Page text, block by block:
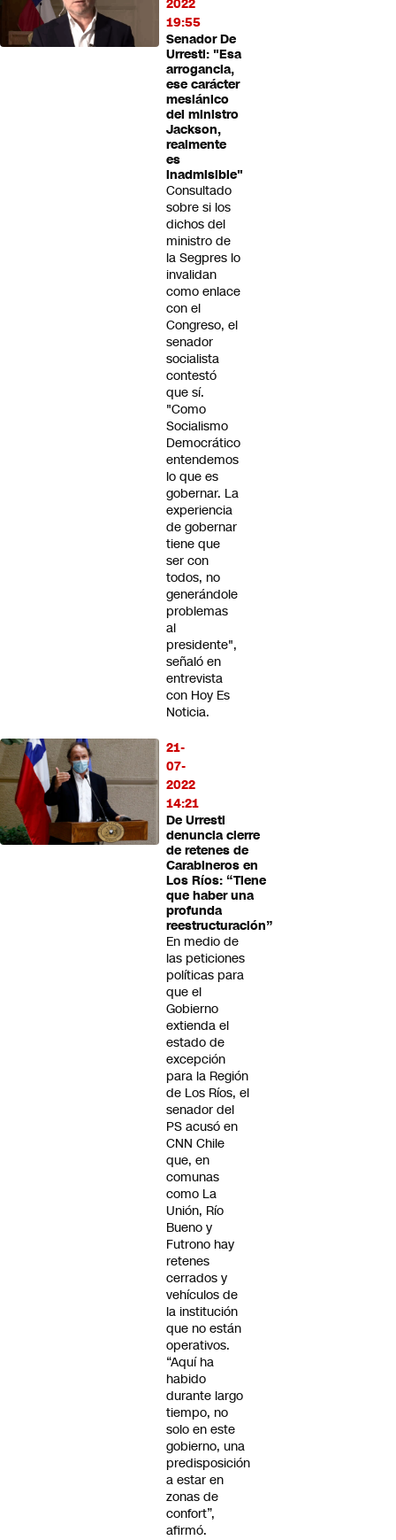
2022
19:55
Senador De
Urresti: "Esa
arrogancia,
ese carácter
mesiánico
del ministro
Jackson,
realmente
es
inadmisible"
Consultado
sobre si los
dichos del
ministro de
la Segpres lo
invalidan
como enlace
con el
Congreso, el
senador
socialista
contestó
que sí.
"Como
Socialismo
Democrático
entendemos
lo que es
gobernar. La
experiencia
de gobernar
tiene que
ser con
todos, no
generándole
problemas
al
presidente",
señaló en
entrevista
con Hoy Es
Noticia.
21-
07-
2022
14:21
De Urresti
denuncia cierre
de retenes de
Carabineros en
Los Ríos: “Tiene
que haber una
profunda
reestructuración”
En medio de
las peticiones
políticas para
que el
Gobierno
extienda el
estado de
excepción
para la Región
de Los Ríos, el
senador del
PS acusó en
CNN Chile
que, en
comunas
como La
Unión, Río
Bueno y
Futrono hay
retenes
cerrados y
vehículos de
la institución
que no están
operativos.
“Aquí ha
habido
durante largo
tiempo, no
solo en este
gobierno, una
predisposición
a estar en
zonas de
confort”,
afirmó.